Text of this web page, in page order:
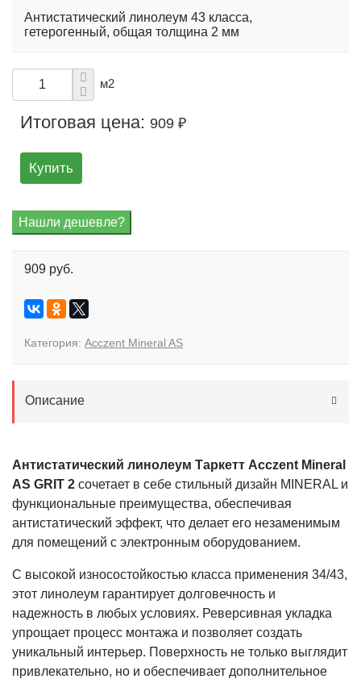
Антистатический линолеум 43 класса,
гетерогенный, общая толщина 2 мм
м2
Итоговая цена: 909 ₽
Купить
909 руб.
Категория: Acczent Mineral AS
Описание
Антистатический линолеум Таркетт Acczent Mineral
AS GRIT 2 сочетает в себе стильный дизайн MINERAL и
функциональные преимущества, обеспечивая
антистатический эффект, что делает его незаменимым
для помещений с электронным оборудованием.
С высокой износостойкостью класса применения 34/43,
этот линолеум гарантирует долговечность и
надежность в любых условиях. Реверсивная укладка
упрощает процесс монтажа и позволяет создать
уникальный интерьер. Поверхность не только выглядит
привлекательно, но и обеспечивает дополнительное